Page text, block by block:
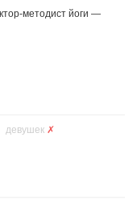
методист йоги —
девушек ✗